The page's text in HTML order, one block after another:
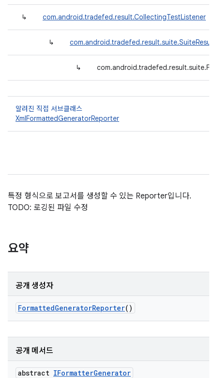
↳ com.android.tradefed.result.CollectingTestListener
↳
↳
알려진 직접 서브클래스
XmlFormattedGeneratorReporter
특정 형식으로 보고서를 생성할 수 있는 Reporter입니다.
TODO: 로깅된 파일 수정
요약
공개 생성자
FormattedGeneratorReporter()
공개 메서드
abstract IFormatterGenerator